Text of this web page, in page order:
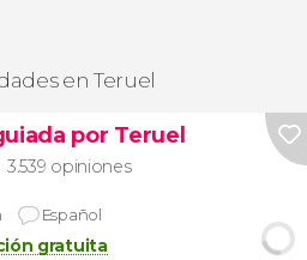
en Teruel
por Teruel
3.539 opiniones
Español
gratuita